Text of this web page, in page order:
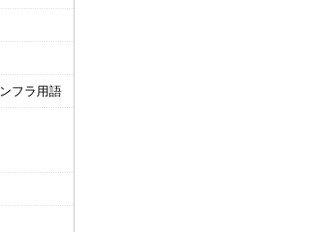
フラ用語